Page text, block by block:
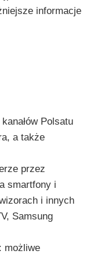
informacje
Polsatu
a także
przez
smartfony i
i innych
Samsung
możliwe